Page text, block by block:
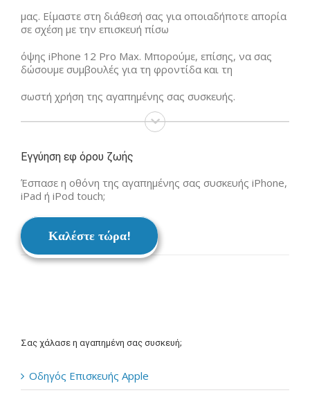
μας. Είμαστε στη διάθεσή σας για οποιαδήποτε απορία
σε σχέση με την επισκευή πίσω
όψης iPhone 12 Pro Max. Μπορούμε, επίσης, να σας
δώσουμε συμβουλές για τη φροντίδα και τη
σωστή χρήση της αγαπημένης σας συσκευής.
Εγγύηση εφ όρου ζωής
Έσπασε η οθόνη της αγαπημένης σας συσκευής iPhone,
iPad ή iPod touch;
Καλέστε τώρα!
Σας χάλασε η αγαπημένη σας συσκευή;
Οδηγός Επισκευής Apple